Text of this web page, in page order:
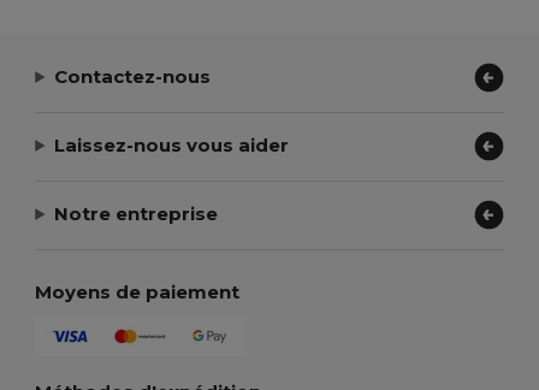
Contactez-nous
Laissez-nous vous aider
Notre entreprise
Moyens de paiement